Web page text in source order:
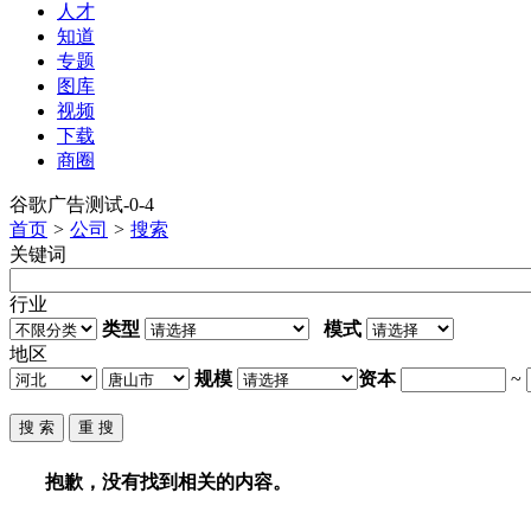
人才
知道
专题
图库
视频
下载
商圈
谷歌广告测试-0-4
首页 > 公司 > 搜索
关键词
行业
类型
模式
地区
规模
资本 ~
抱歉，没有找到相关的内容。